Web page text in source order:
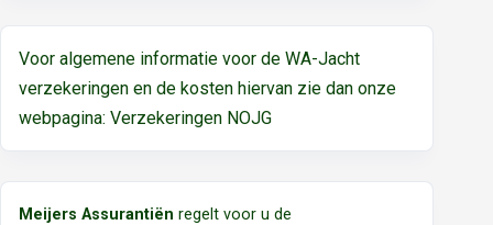
Voor algemene informatie voor de WA-Jacht
verzekeringen en de kosten hiervan zie dan onze
webpagina: Verzekeringen NOJG
Meijers Assurantiën regelt voor u de